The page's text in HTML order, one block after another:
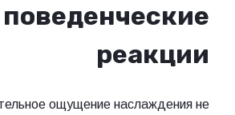
поведенческие
реакции
ощущение наслаждения не